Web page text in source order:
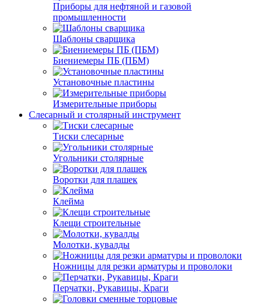
Приборы для нефтяной и газовой
промышленности
Шаблоны сварщика
Биениемеры ПБ (ПБМ)
Установочные пластины
Измерительные приборы
Слесарный и столярный инструмент
Тиски слесарные
Угольники столярные
Воротки для плашек
Клейма
Клещи строительные
Молотки, кувалды
Ножницы для резки арматуры и проволоки
Перчатки, Рукавицы, Краги